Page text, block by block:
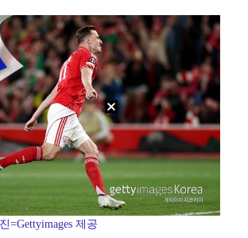
'런닝맨' 홍진호, 안검하수 재수술+요요 온 근황 "주…
] 장은수, KLPGA 첫 우승
] 장은수, 우승 축하 물허벅 세레머니
] 장은수, 선수들과 다함께
=Gettyimages 제공